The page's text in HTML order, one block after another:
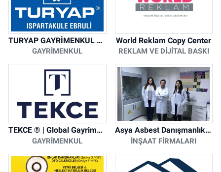
TURYAP GAYRİMENKUL DANIŞMANLIK HİZMETLERİ
GAYRIMENKUL
World Reklam Copy Center
REKLAM VE DIJITAL BASKI
TEKCE ® | Global Gayrimenkul Şirketi
GAYRIMENKUL
Asya Asbest Danışmanlık - Asbest Söküm ve Asbest Raporu
İNŞAAT FIRMALARI